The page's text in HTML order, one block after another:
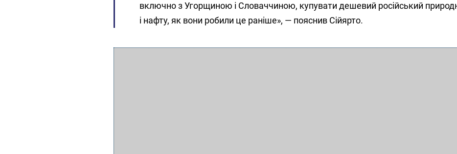
включно з Угорщиною і Словаччиною, купувати дешевий російський
і нафту, як вони робили це раніше», — пояснив Сійярто.